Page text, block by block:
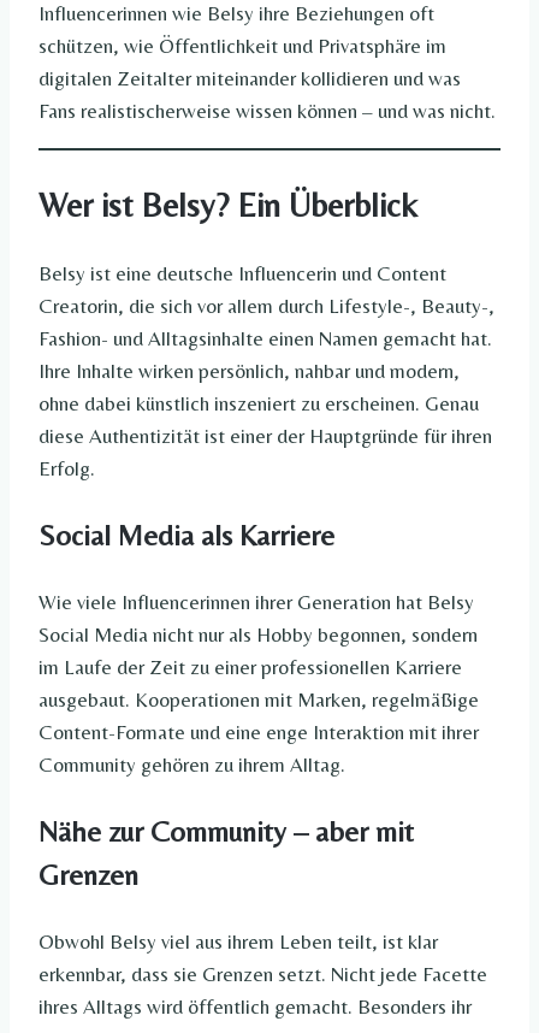
Influencerinnen wie Belsy ihre Beziehungen oft
schützen, wie Öffentlichkeit und Privatsphäre im
digitalen Zeitalter miteinander kollidieren und was
Fans realistischerweise wissen können – und was nicht.
Wer ist Belsy? Ein Überblick
Belsy ist eine deutsche Influencerin und Content
Creatorin, die sich vor allem durch Lifestyle-, Beauty-,
Fashion- und Alltagsinhalte einen Namen gemacht hat.
Ihre Inhalte wirken persönlich, nahbar und modern,
ohne dabei künstlich inszeniert zu erscheinen. Genau
diese Authentizität ist einer der Hauptgründe für ihren
Erfolg.
Social Media als Karriere
Wie viele Influencerinnen ihrer Generation hat Belsy
Social Media nicht nur als Hobby begonnen, sondern
im Laufe der Zeit zu einer professionellen Karriere
ausgebaut. Kooperationen mit Marken, regelmäßige
Content-Formate und eine enge Interaktion mit ihrer
Community gehören zu ihrem Alltag.
Nähe zur Community – aber mit
Grenzen
Obwohl Belsy viel aus ihrem Leben teilt, ist klar
erkennbar, dass sie Grenzen setzt. Nicht jede Facette
ihres Alltags wird öffentlich gemacht. Besonders ihr